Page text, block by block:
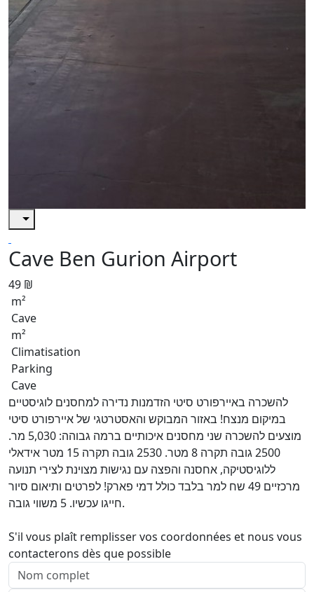
Cave Ben Gurion Airport
49 ₪
m²
Cave
m²
Climatisation
Parking
Cave
להשכרה באיירפורט סיטי הזדמנות נדירה למחסנים לוגיסטיים
במיקום מנצח! באזור המבוקש והאסטרטגי של איירפורט סיטי
מוצעים להשכרה שני מחסנים איכותיים ברמה גבוהה: 5,030 מר.
2500 גובה תקרה 8 מטר. 2530 גובה תקרה 15 מטר אידאלי
ללוגיסטיקה, אחסנה והפצה עם נגישות מצוינת לצירי תנועה
מרכזיים 49 שח למר בלבד כולל דמי פארק! לפרטים ותיאום סיור
חייגו עכשיו. 5 משווי גובה.
S'il vous plaît remplisser vos coordonnées et nous vous
contacterons dès que possible